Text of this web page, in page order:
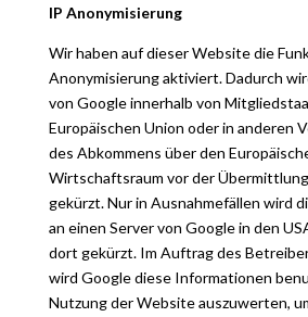
IP Anonymisierung
Wir haben auf dieser Website die
Anonymisierung aktiviert. Dadurch
von Google innerhalb von
Europäischen Union oder in anderen
des Abkommens über den
Wirtschaftsraum vor der
gekürzt. Nur in Ausnahmefällen wird
an einen Server von Google in den
dort gekürzt. Im Auftrag des
wird Google diese Informationen
Nutzung der Website auszuwerten,